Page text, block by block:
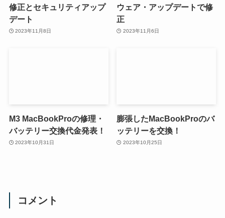
修正とセキュリティアップ
デート
2023年11月8日
ウェア・アップデートで修
正
2023年11月6日
M3 MacBookProの修理・
バッテリー交換代金発表！
2023年10月31日
膨張したMacBookProのバ
ッテリーを交換！
2023年10月25日
コメント